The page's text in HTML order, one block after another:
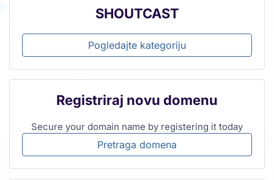
SHOUTCAST
Pogledajte kategoriju
Registriraj novu domenu
Secure your domain name by registering it today
Pretraga domena